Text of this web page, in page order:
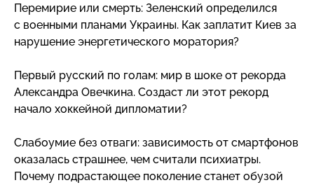
Перемирие или смерть: Зеленский определился
с военными планами Украины. Как заплатит Киев за
нарушение энергетического моратория?
Первый русский по голам: мир в шоке от рекорда
Александра Овечкина. Создаст ли этот рекорд
начало хоккейной дипломатии?
Слабоумие без отваги: зависимость от смартфонов
оказалась страшнее, чем считали психиатры.
Почему подрастающее поколение станет обузой